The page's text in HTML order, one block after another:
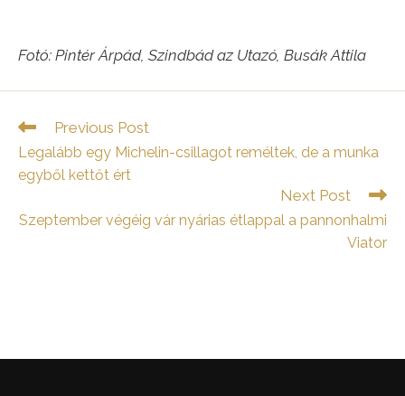
Fotó: Pintér Árpád, Szindbád az Utazó, Busák Attila
Read
articles
Previous Post
Legalább egy Michelin-csillagot reméltek, de a munka
egyből kettőt ért
Next Post
Szeptember végéig vár nyárias étlappal a pannonhalmi
Viator